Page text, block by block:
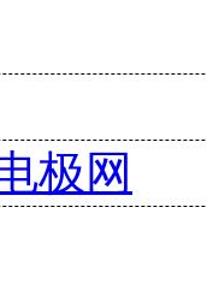
极网